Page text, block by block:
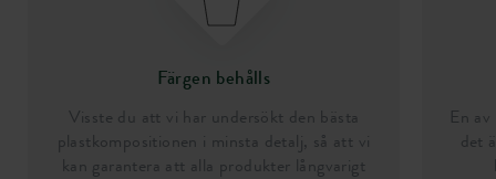
Färgen behålls
Visste du att vi har undersökt den bästa
plastkompositionen i minsta detalj, så att vi
kan garantera att alla produkter långvarigt
En
det